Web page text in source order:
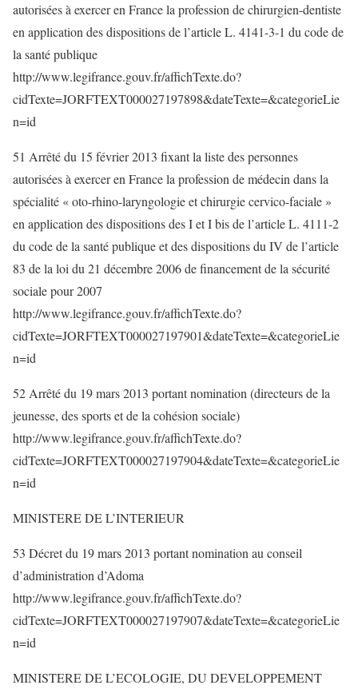
autorisées à exercer en France la profession de chirurgien-dentiste
en application des dispositions de l’article L. 4141-3-1 du code de
la santé publique
http://www.legifrance.gouv.fr/affichTexte.do?
cidTexte=JORFTEXT000027197898&dateTexte=&categorieLie
n=id
51 Arrêté du 15 février 2013 fixant la liste des personnes
autorisées à exercer en France la profession de médecin dans la
spécialité « oto-rhino-laryngologie et chirurgie cervico-faciale »
en application des dispositions des I et I bis de l’article L. 4111-2
du code de la santé publique et des dispositions du IV de l’article
83 de la loi du 21 décembre 2006 de financement de la sécurité
sociale pour 2007
http://www.legifrance.gouv.fr/affichTexte.do?
cidTexte=JORFTEXT000027197901&dateTexte=&categorieLie
n=id
52 Arrêté du 19 mars 2013 portant nomination (directeurs de la
jeunesse, des sports et de la cohésion sociale)
http://www.legifrance.gouv.fr/affichTexte.do?
cidTexte=JORFTEXT000027197904&dateTexte=&categorieLie
n=id
MINISTERE DE L’INTERIEUR
53 Décret du 19 mars 2013 portant nomination au conseil
d’administration d’Adoma
http://www.legifrance.gouv.fr/affichTexte.do?
cidTexte=JORFTEXT000027197907&dateTexte=&categorieLie
n=id
MINISTERE DE L’ECOLOGIE, DU DEVELOPPEMENT